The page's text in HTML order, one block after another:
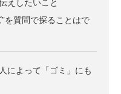
を質問で探ることはで
によって「ゴミ」にも